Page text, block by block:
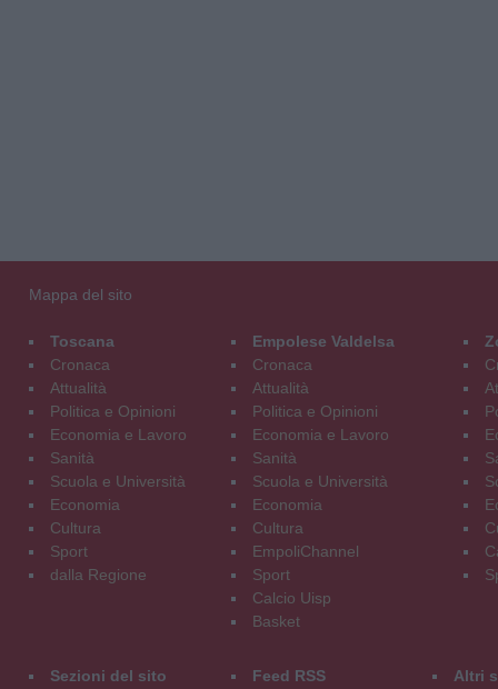
Mappa del sito
Toscana
Cronaca
Attualità
Politica e Opinioni
Economia e Lavoro
Sanità
Scuola e Università
Economia
Cultura
Sport
dalla Regione
Empolese Valdelsa
Cronaca
Attualità
Politica e Opinioni
Economia e Lavoro
Sanità
Scuola e Università
Economia
Cultura
EmpoliChannel
Sport
Calcio Uisp
Basket
Sezioni del sito
Feed RSS
Altri